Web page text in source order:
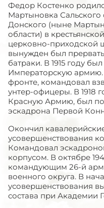
Федор Костенко
Мартыновка Сальского
Донского (ныне
области) в
церковно-приходской
вынужден был
батраки. В 1915 году
Императорскую
фронте, командовал
унтер-офицеры. В 1918
Красную Армию, был
эскадрона Первой
Окончил
усовершенствования
Командовал
корпусом. В октябре
командующим 26-й
военного округа. В
усовершенствования
состава при Академии